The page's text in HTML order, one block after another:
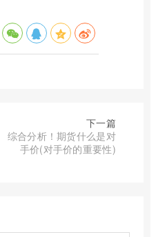
下一篇
综合分析！期货什么是对
手价(对手价的重要性)